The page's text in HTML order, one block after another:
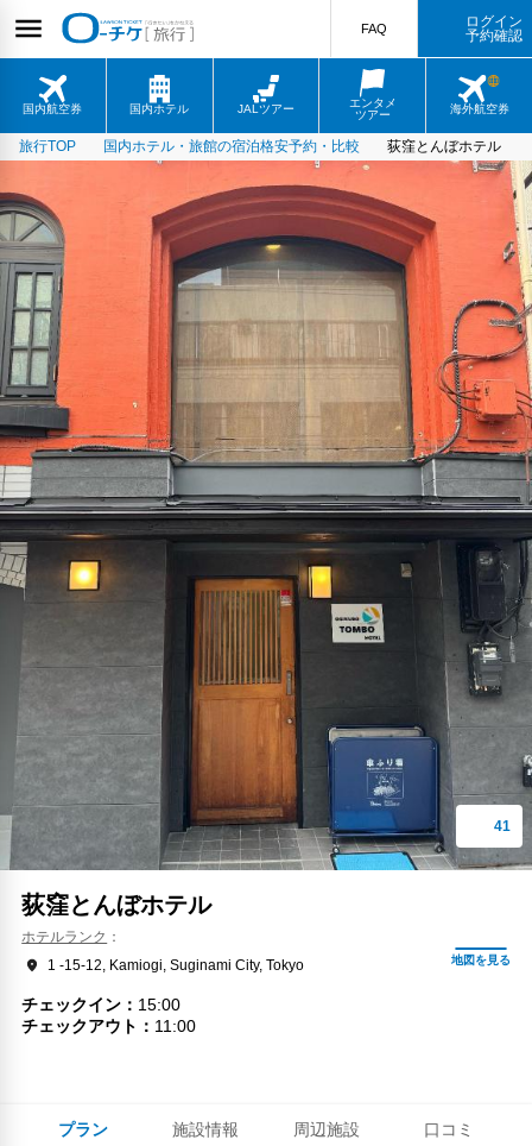
国内航空券 国内ホテル JALツアー
エンタメ
ツアー
海外航空券
FAQ
ログイン
予約確認
旅行TOP 国内ホテル・旅館の宿泊格安予約・比較 荻窪とんぼホテル
プラン 施設情報 周辺施設 口コミ
荻窪とんぼホテル
ホテルランク
1 -15-12, Kamiogi, Suginami City, Tokyo
チェックイン
15:00
チェックアウト
11:00